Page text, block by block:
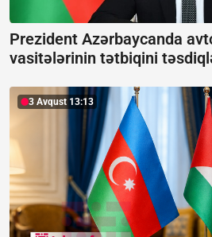
Prezident Azərbaycanda
vasitələrinin tətbiqini
3 Avqust 13:13